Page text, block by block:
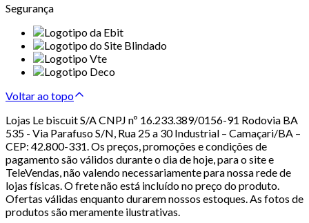
Segurança
Voltar ao topo
Lojas Le biscuit S/A CNPJ nº 16.233.389/0156-91 Rodovia BA
535 - Via Parafuso S/N, Rua 25 a 30 Industrial – Camaçari/BA –
CEP: 42.800-331. Os preços, promoções e condições de
pagamento são válidos durante o dia de hoje, para o site e
TeleVendas, não valendo necessariamente para nossa rede de
lojas físicas. O frete não está incluído no preço do produto.
Ofertas válidas enquanto durarem nossos estoques. As fotos de
produtos são meramente ilustrativas.